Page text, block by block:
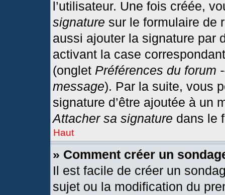
l’utilisateur. Une fois créée,
signature sur le formulaire de
aussi ajouter la signature par
activant la case
(onglet Préférences du forum
message). Par la suite, vous
signature d’être ajoutée à un
Attacher sa signature dans le
Haut
» Comment créer un
Il est facile de créer un
sujet ou la modification du